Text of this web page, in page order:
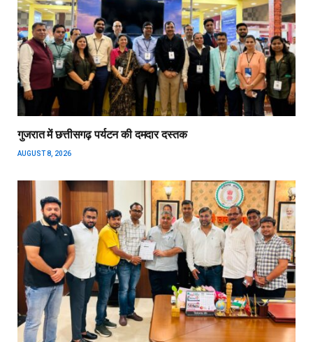
गुजरात में छत्तीसगढ़ पर्यटन की दमदार दस्तक
AUGUST 8, 2026